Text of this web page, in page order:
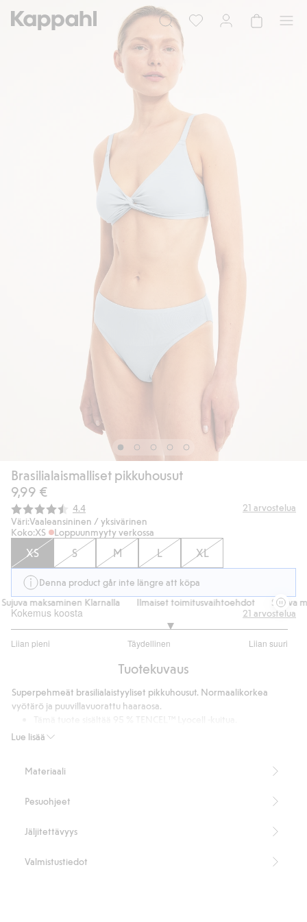
Brasilialaismalliset pikkuhousut
9,99 €
Keskimääräinen luokitus:
4.4 21 arvostelua
Väri:Vaaleansininen / yksivärinen
Koko:XS Loppuunmyyty verkossa
XS S M L XL
Denna product går inte längre att köpa
maksaminen Klarnalla
Ilmaiset toimitusvaihtoehdot Sujuva
Kokemus koosta
Liian pieni Täydellinen Liian suuri
/
ääneen
21 arvostelua
Tuotekuvaus
Lue lisää
Superpehmeät brasilialaistyyliset pikkuhousut. Normaalikorkea
vyötärö ja puuvillavuorattu haaraosa.
Tuotenumero
Materiaali
Pesuohjeet
Jäljitettävyys
Valmistustiedot